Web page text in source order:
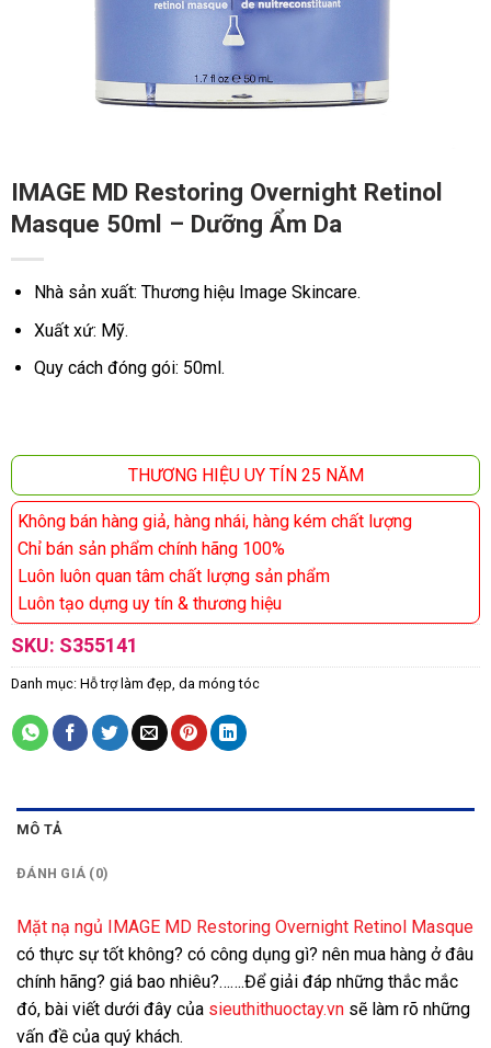
IMAGE MD Restoring Overnight Retinol
Masque 50ml – Dưỡng Ẩm Da
Nhà sản xuất: Thương hiệu Image Skincare.
Xuất xứ: Mỹ.
Quy cách đóng gói: 50ml.
THƯƠNG HIỆU UY TÍN 25 NĂM
Không bán hàng giả, hàng nhái, hàng kém chất lượng
Chỉ bán sản phẩm chính hãng 100%
Luôn luôn quan tâm chất lượng sản phẩm
Luôn tạo dựng uy tín & thương hiệu
SKU: S355141
Danh mục: Hỗ trợ làm đẹp, da móng tóc
MÔ TẢ
ĐÁNH GIÁ (0)
Mặt nạ ngủ IMAGE MD Restoring Overnight Retinol Masque
có thực sự tốt không? có công dụng gì? nên mua hàng ở đâu
chính hãng? giá bao nhiêu?…….Để giải đáp những thắc mắc
đó, bài viết dưới đây của sieuthithuoctay.vn sẽ làm rõ những
vấn đề của quý khách.